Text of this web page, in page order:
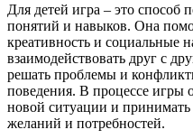
Для детей игра – это способ
понятий и навыков. Она
креативность и социальные
взаимодействовать друг с
решать проблемы и
поведения. В процессе игры
новой ситуации и
желаний и потребностей.